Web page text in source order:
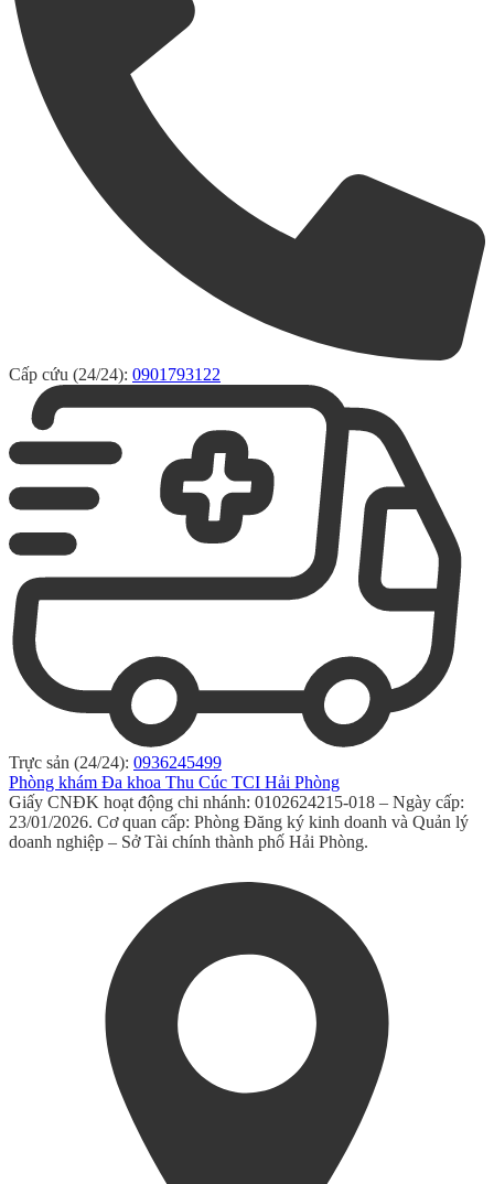
Cấp cứu (24/24): 0901793122
Trực sản (24/24): 0936245499
Phòng khám Đa khoa Thu Cúc TCI Hải Phòng
Giấy CNĐK hoạt động chi nhánh: 0102624215-018 – Ngày cấp:
23/01/2026. Cơ quan cấp: Phòng Đăng ký kinh doanh và Quản lý
doanh nghiệp – Sở Tài chính thành phố Hải Phòng.